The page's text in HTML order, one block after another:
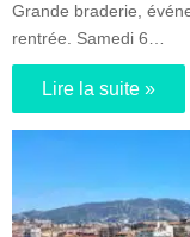
Grande braderie,
rentrée. Samedi 6…
Lire la suite »